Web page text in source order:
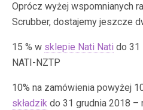
Oprócz wyżej wspomnianych
Scrubber, dostajemy jeszcze
15 % w sklepie Nati Nati do 31
NATI-NZTP
10% na zamówienia powyżej
składzik do 31 grudnia 2018 –